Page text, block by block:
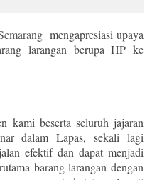
mengapresiasi upaya
larangan berupa HP ke
kami beserta seluruh jajaran
dalam Lapas, sekali lagi
efektif dan dapat menjadi
barang larangan dengan